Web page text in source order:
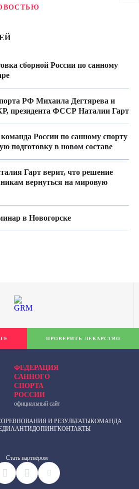
сборной России по санному
РФ Михаила Дегтярева и
президента ФССР Наталии Гарт
России по санному спорту
подготовку в новом составе
Гарт верит, что решение
вернуться на мировую
в Новогорске
ФЕДЕРАЦИЯ
САННОГО
СПОРТА
РОССИИ
официальный сайт
И РЕЗУЛЬТАТЫКОМАНДА
АНТИДОПИНГКОНТАКТЫ
Cтать партнёром
ПРОВЕРИТЬ ЛЕКАРСТВО